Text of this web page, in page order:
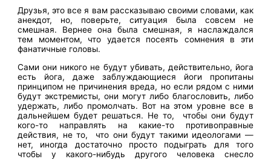
Друзья, это все я вам рассказываю своими словами, как
анекдот, но, поверьте, ситуация была совсем не
смешная. Вернее она была смешная, я наслаждался
тем моментом, что удается посеять сомнения в эти
фанатичные головы.
Сами они никого не будут убивать, действительно, йога
есть йога, даже заблуждающиеся йоги пропитаны
принципом не причинения вреда, но если рядом с ними
будут экстремисты, они могут либо благословить, либо
удержать, либо промолчать. Вот на этом уровне все в
дальнейшем будет решаться. Не то, чтобы они будут
кого-то направлять на какие-то противоправные
действия, не то, что они будут такими идеологами —
нет, иногда достаточно просто подыграть для того
чтобы у какого-нибудь другого человека снесло